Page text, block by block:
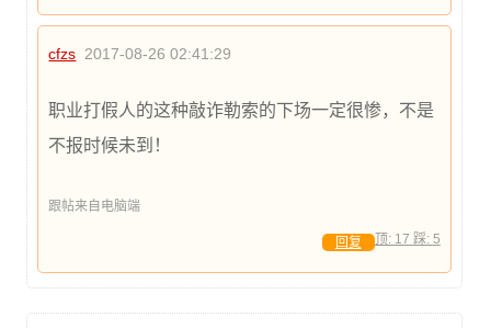
cfzs 2017-08-26 02:41:29
职业打假人的这种敲诈勒索的下场一定很惨，不是
不报时候未到！
跟帖来自电脑端
顶: 17 踩: 5
回复